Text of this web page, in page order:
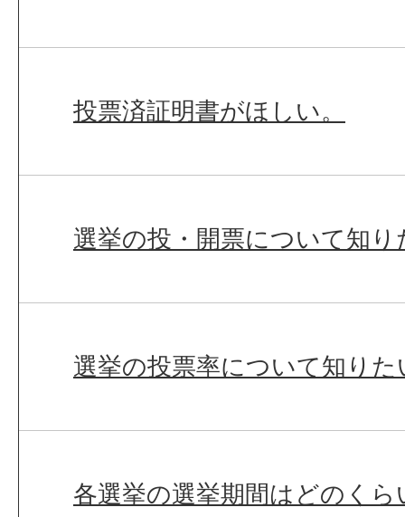
投票済証明書がほしい。
選挙の投・開票について知り
選挙の投票率について知りた
各選挙の選挙期間はどのく